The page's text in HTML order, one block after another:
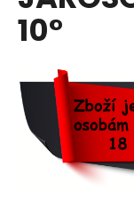
0,0
hvězdiček.
10°
a
j
t
?